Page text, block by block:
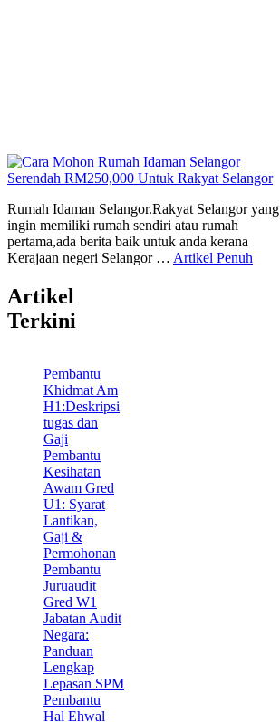
Rumah Idaman Selangor.Rakyat Selangor yang
ingin memiliki rumah sendiri atau rumah
pertama,ada berita baik untuk anda kerana
Kerajaan negeri Selangor … Artikel Penuh
Artikel
Terkini
Pembantu
Khidmat Am
H1:Deskripsi
tugas dan
Gaji
Pembantu
Kesihatan
Awam Gred
U1: Syarat
Lantikan,
Gaji &
Permohonan
Pembantu
Juruaudit
Gred W1
Jabatan Audit
Negara:
Panduan
Lengkap
Lepasan SPM
Pembantu
Hal Ehwal